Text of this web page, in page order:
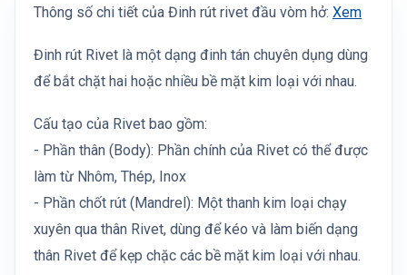
Thông số chi tiết của Đinh rút rivet đầu vòm hở: Xem
Đinh rút Rivet là một dạng đinh tán chuyên dụng dùng
để bắt chặt hai hoặc nhiều bề mặt kim loại với nhau.
Cấu tạo của Rivet bao gồm:
- Phần thân (Body): Phần chính của Rivet có thể được
làm từ Nhôm, Thép, Inox
- Phần chốt rút (Mandrel): Một thanh kim loại chạy
xuyên qua thân Rivet, dùng để kéo và làm biến dạng
thân Rivet để kẹp chặc các bề mặt kim loại với nhau.